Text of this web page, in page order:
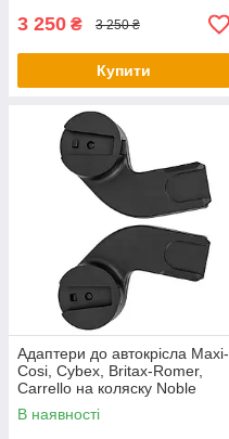
3 250 ₴ 3 250 ₴
Купити
Адаптери до автокрісла Maxi-
Cosi, Cybex, Britax-Romer,
Carrello на коляску Noble
В наявності